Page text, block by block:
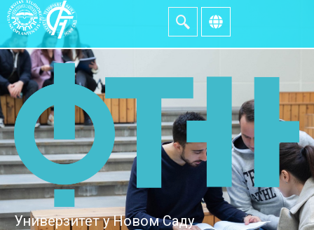
Универзитет у Новом Саду